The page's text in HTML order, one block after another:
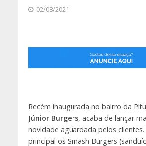
02/08/2021
Recém inaugurada no bairro da
Júnior Burgers, acaba de lançar
novidade aguardada pelos
principal os Smash Burgers